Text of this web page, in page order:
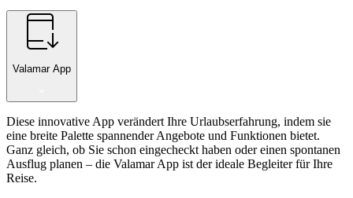
Valamar App
Diese innovative App verändert Ihre Urlaubserfahrung, indem sie
eine breite Palette spannender Angebote und Funktionen bietet.
Ganz gleich, ob Sie schon eingecheckt haben oder einen spontanen
Ausflug planen – die Valamar App ist der ideale Begleiter für Ihre
Reise.